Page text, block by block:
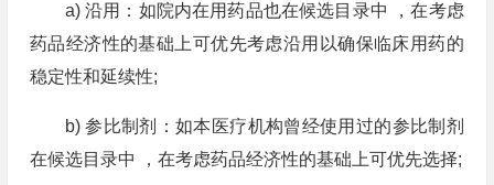
a) 沿用：如院内在用药品也在候选目录中 ，在考虑
药品经济性的基础上可优先考虑沿用以确保临床用药的
稳定性和延续性;
b) 参比制剂：如本医疗机构曾经使用过的参比制剂
在候选目录中 ，在考虑药品经济性的基础上可优先选择;